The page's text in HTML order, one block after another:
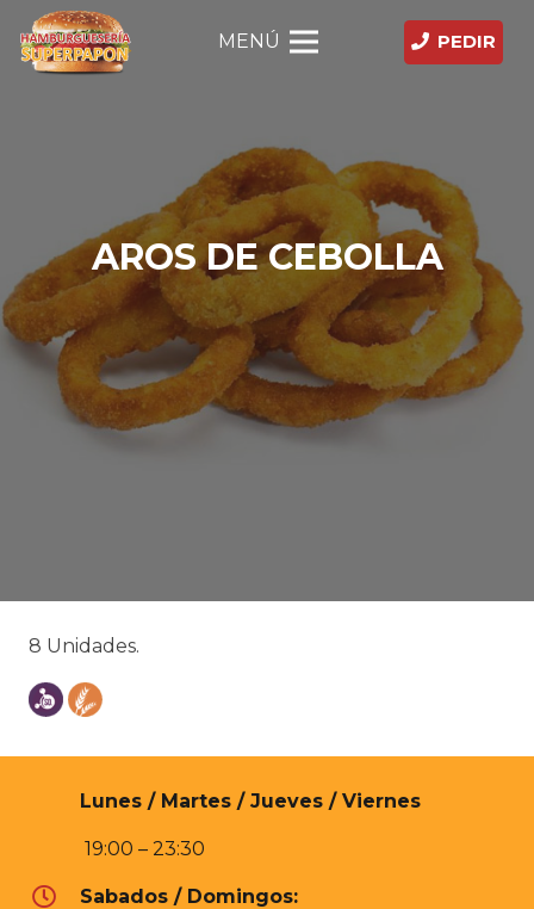
MENÚ PEDIR
AROS DE CEBOLLA
8 Unidades.
Lunes / Martes / Jueves / Viernes
19:00 – 23:30
Sabados / Domingos: